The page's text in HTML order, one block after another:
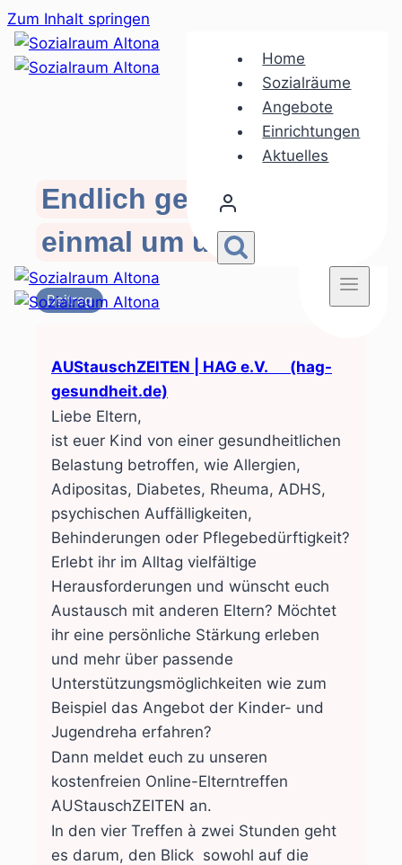
Zum Inhalt springen
Home
Sozialräume
Angebote
Einrichtungen
Aktuelles
Endlich geht es auch
einmal um uns Eltern
Beitrag
AUStauschZEITEN | HAG e.V. (hag-
gesundheit.de)
Liebe Eltern,
ist euer Kind von einer gesundheitlichen
Belastung betroffen, wie Allergien,
Adipositas, Diabetes, Rheuma, ADHS,
psychischen Auffälligkeiten,
Behinderungen oder Pflegebedürftigkeit?
Erlebt ihr im Alltag vielfältige
Herausforderungen und wünscht euch
Austausch mit anderen Eltern? Möchtet
ihr eine persönliche Stärkung erleben
und mehr über passende
Unterstützungsmöglichkeiten wie zum
Beispiel das Angebot der Kinder- und
Jugendreha erfahren?
Dann meldet euch zu unseren
kostenfreien Online-Elterntreffen
AUStauschZEITEN an.
In den vier Treffen à zwei Stunden geht
es darum, den Blick sowohl auf die